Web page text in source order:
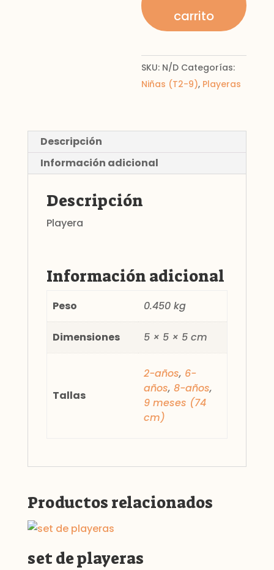
cantidad
carrito
SKU: N/D Categorías:
Niñas (T2-9), Playeras
Descripción
Información adicional
Descripción
Playera
Información adicional
Peso 0.450 kg
Dimensiones 5 × 5 × 5 cm
Tallas
2-años, 6-
años,8-años,
9 meses (74
cm)
Productos relacionados
set de playeras